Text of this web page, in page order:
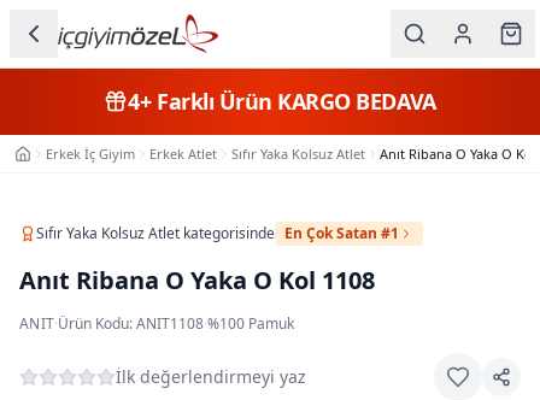
Kategorileri
Erkek
Çocuk
Fantazi
Büyük
Son Günler
Ana SayfaErkek İç Giyim Erkek Atlet Sıfır Yaka Kolsuz Atlet Anıt Ribana O Yaka O Kol
Sıfır Yaka Kolsuz Atlet kategorisinde En Çok Satan #1
Anıt Ribana O Yaka O Kol 1108
ANIT·Ürün Kodu:ANIT1108·%100 Pamuk
İlk değerlendirmeyi yaz